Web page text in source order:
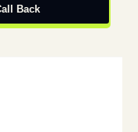
Back